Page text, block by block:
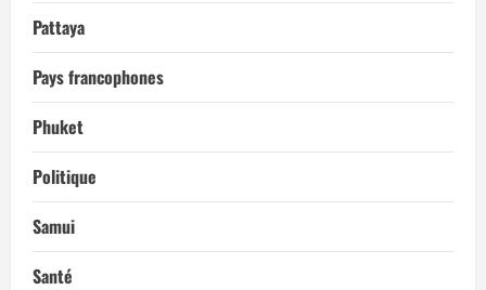
Pattaya
Pays francophones
Phuket
Politique
Samui
Santé